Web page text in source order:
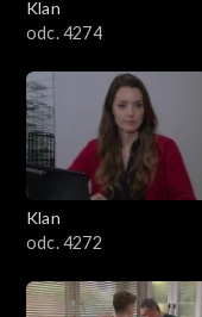
Klan
odc. 4274
Klan
odc. 4272